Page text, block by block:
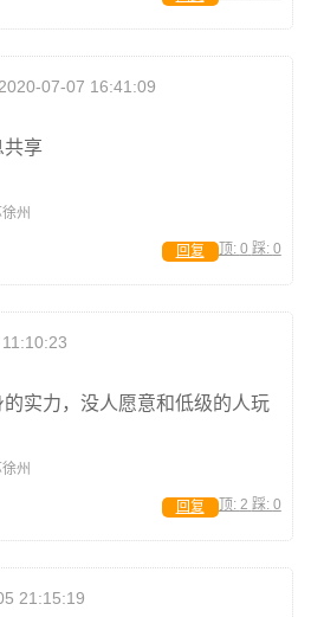
07-07 16:41:09
共享
州
顶: 0 踩: 0
回复
实力，没人愿意和低级的人玩
州
顶: 2 踩: 0
回复
21:15:19